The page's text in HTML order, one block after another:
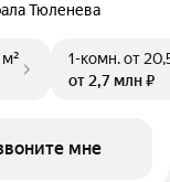
Тюленева
1-комн.от
от 2,7 млн ₽
мне